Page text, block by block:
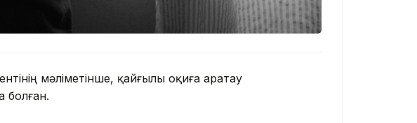
мәліметінше, қайғылы оқиға Қаратау
болған.